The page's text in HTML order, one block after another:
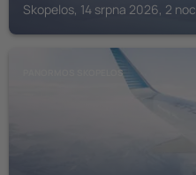
Skopelos, 14 srpna 2026, 2
PANORMOS SKOPELOS